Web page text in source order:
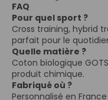
FAQ
Pour quel sport ?
Cross training, hybrid
parfait pour le
Quelle matière ?
Coton biologique
produit chimique.
Fabriqué où ?
Personnalisé en